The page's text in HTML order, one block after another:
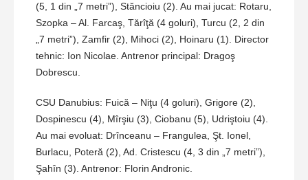
(5, 1 din „7 metri”), Stăncioiu (2). Au mai jucat: Rotaru,
Szopka – Al. Farcaş, Tărîţă (4 goluri), Turcu (2, 2 din
„7 metri”), Zamfir (2), Mihoci (2), Hoinaru (1). Director
tehnic: Ion Nicolae. Antrenor principal: Dragoş
Dobrescu.
CSU Danubius: Fuică – Niţu (4 goluri), Grigore (2),
Dospinescu (4), Mîrşiu (3), Ciobanu (5), Udriştoiu (4).
Au mai evoluat: Drînceanu – Frangulea, Şt. Ionel,
Burlacu, Poteră (2), Ad. Cristescu (4, 3 din „7 metri”),
Şahîn (3). Antrenor: Florin Andronic.